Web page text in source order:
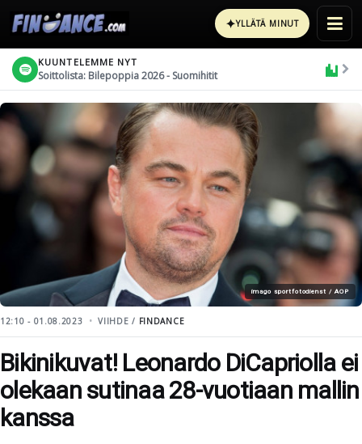
✦YLLÄTÄ MINUT
KUUNTELEMME NYT
Soittolista: Bilepoppia 2026 - Suomihitit
imago sportfotodienst / AOP
12:10 - 01.08.2023 VIIHDE / FINDANCE
Bikinikuvat! Leonardo DiCapriolla ei
olekaan sutinaa 28-vuotiaan mallin
kanssa